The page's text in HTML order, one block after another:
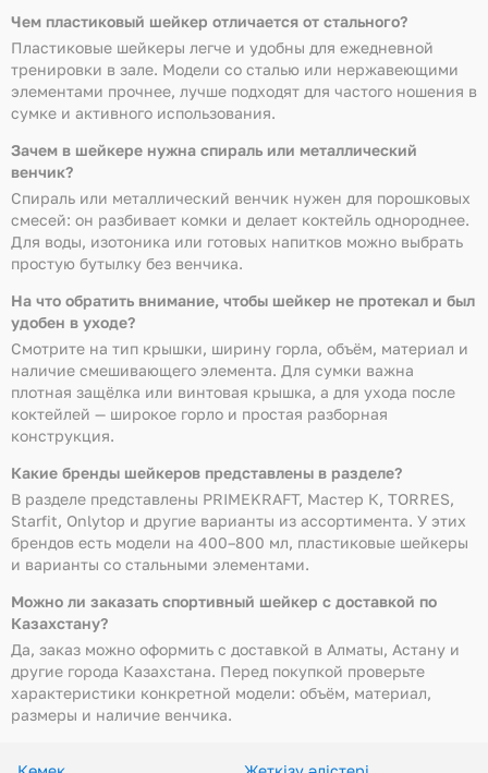
Чем пластиковый шейкер отличается от стального?
Пластиковые шейкеры легче и удобны для ежедневной
тренировки в зале. Модели со сталью или нержавеющими
элементами прочнее, лучше подходят для частого ношения в
сумке и активного использования.
Зачем в шейкере нужна спираль или металлический
венчик?
Спираль или металлический венчик нужен для порошковых
смесей: он разбивает комки и делает коктейль однороднее.
Для воды, изотоника или готовых напитков можно выбрать
простую бутылку без венчика.
На что обратить внимание, чтобы шейкер не протекал и был
удобен в уходе?
Смотрите на тип крышки, ширину горла, объём, материал и
наличие смешивающего элемента. Для сумки важна
плотная защёлка или винтовая крышка, а для ухода после
коктейлей — широкое горло и простая разборная
конструкция.
Какие бренды шейкеров представлены в разделе?
В разделе представлены PRIMEKRAFT, Мастер К, TORRES,
Starfit, Onlytop и другие варианты из ассортимента. У этих
брендов есть модели на 400–800 мл, пластиковые шейкеры
и варианты со стальными элементами.
Можно ли заказать спортивный шейкер с доставкой по
Казахстану?
Да, заказ можно оформить с доставкой в Алматы, Астану и
другие города Казахстана. Перед покупкой проверьте
характеристики конкретной модели: объём, материал,
размеры и наличие венчика.